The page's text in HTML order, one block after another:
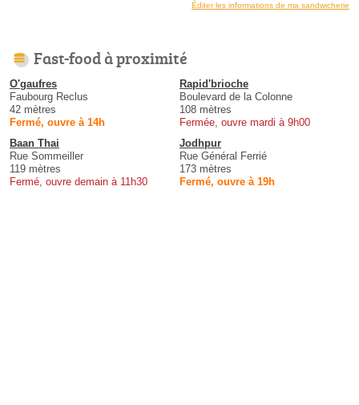
Éditer les informations de ma sandwicherie
Fast-food à proximité
O'gaufres
Faubourg Reclus
42 mètres
Fermé, ouvre à 14h
Rapid'brioche
Boulevard de la Colonne
108 mètres
Fermée, ouvre mardi à 9h00
Baan Thai
Rue Sommeiller
119 mètres
Fermé, ouvre demain à 11h30
Jodhpur
Rue Général Ferrié
173 mètres
Fermé, ouvre à 19h